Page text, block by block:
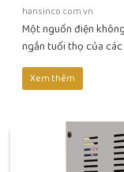
hansinco.com.vn
Một nguồn điện
ngắn tuổi thọ của các
Xem thêm